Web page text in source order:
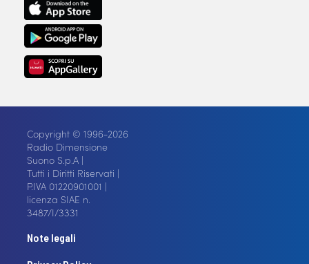
Copyright © 1996-2026
Radio Dimensione
Suono S.p.A |
Tutti i Diritti Riservati |
P.IVA 01220901001 |
licenza SIAE n.
3487/I/3331
Note legali